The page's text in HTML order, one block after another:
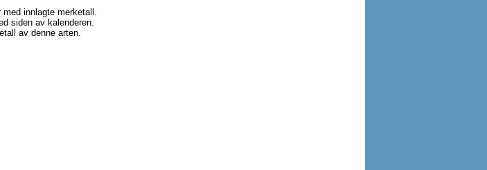
innlagte merketall.
siden av kalenderen.
av denne arten.